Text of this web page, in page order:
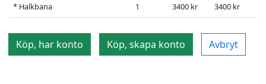
* Halkbana
1 3400 kr 3400 kr
Köp, har konto Köp, skapa konto Avbryt